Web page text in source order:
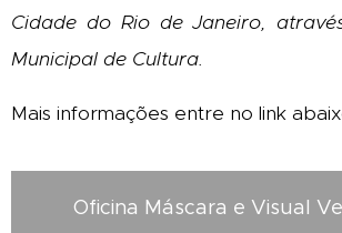
Cidade do Rio de Janeiro,
Municipal de Cultura.
Mais informações entre no link
Oficina Máscara e Visual